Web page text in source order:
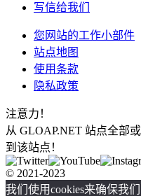
写信给我们
您网站的工作小部件
站点地图
使用条款
隐私政策
注意力！
从 GLOAP.NET 站点全部
到该站点！
© 2021-2023
我们使用cookies来确保我